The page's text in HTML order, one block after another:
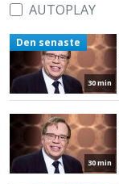
AUTOPLAY
30 min
Den senaste
30 min